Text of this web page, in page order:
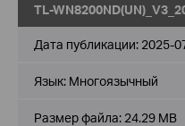
TL-
Дата публикации: 2025-
Язык: Многоязычный
Размер файла: 24.29 MB